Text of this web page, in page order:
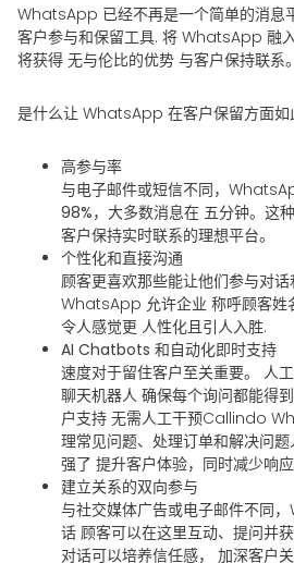
WhatsApp 已经不再是一个简单的消息
客户参与和保留工具. 将 WhatsApp 融
将获得 无与伦比的优势 与客户保持联系。
是什么让 WhatsApp 在客户保留方面如
高参与率
与电子邮件或短信不同，
98%，大多数消息在 五分钟。这
客户保持实时联系的理想平台。
个性化和直接沟通
顾客更喜欢那些能让他们参与对话
WhatsApp 允许企业 称呼顾客姓
令人感觉更 人性化且引人入胜.
AI Chatbots 和自动化即时支持
速度对于留住客户至关重要。 人
聊天机器人 确保每个询问都能得
户支持 无需人工干预​Callindo
理常见问题、处理订单和解决问题
强了 提升客户体验，同时减少响
建立关系的双向参与
与社交媒体广告或电子邮件不同
话 顾客可以在这里互动、提问并
对话可以培养信任感， 加深客户